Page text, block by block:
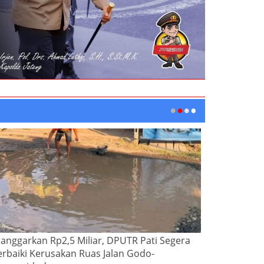
Rp2,5 Miliar, DPUTR Pati Segera
Kerusakan Ruas Jalan Godo-